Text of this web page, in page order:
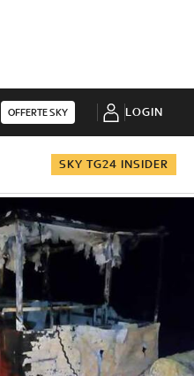
OFFERTE SKY LOGIN
SKY TG24 INSIDER